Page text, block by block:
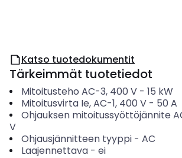
Katso tuotedokumentit
Tärkeimmät tuotetiedot
Mitoitusteho AC-3, 400 V- 15 kW
Mitoitusvirta Ie, AC-1, 400 V- 50 A
Ohjauksen mitoitussyöttöjännite
V
Ohjausjännitteen tyyppi- AC
Laajennettava- ei